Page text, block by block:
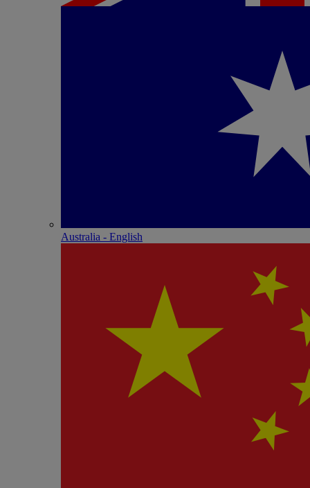
Australia - English